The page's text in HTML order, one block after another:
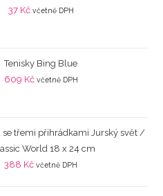
37 Kč včetně DPH
Tenisky Bing Blue
609 Kč včetně DPH
se třemi přihrádkami Jurský svět /
World 18 x 24 cm
388 Kč včetně DPH